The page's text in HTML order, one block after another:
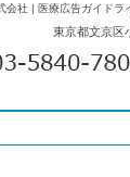
会社 | 医療広告ガイドラ
東京都文京区